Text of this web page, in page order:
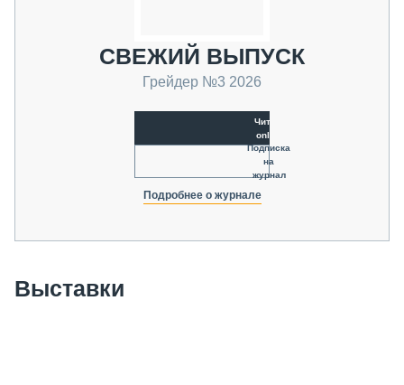
СВЕЖИЙ ВЫПУСК
Грейдер №3 2026
Читать
online
Подписка
на
журнал
Подробнее о журнале
Выставки